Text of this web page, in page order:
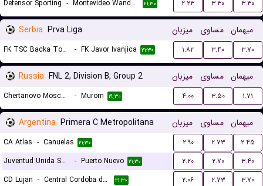
Defensor Sporting - Montevideo Wanderers ۲۱:۳۰ ۲.۲۳ ۳.۳۰ ۳.۳۰
Serbia Prva Liga میزبان مساوی میهمان
FK TSC Backa Topola - FK Javor Ivanjica ۲۱:۳۰ ۱.۸۲ ۳.۴۰ ۳.۷۰
Russia FNL 2, Division B, Group 2 میزبان مساوی میهمان
Chertanovo Moscow - Murom ۱۹:۳۰ ۴.۰۰ ۳.۵۰ ۱.۷۱
Argentina Primera C Metropolitana میزبان مساوی میهمان
CA Atlas - Canuelas ۲۱:۳۰ ۲.۹۰ ۲.۷۳
۲.۴۵
Juventud Unida San Miguel
- Puerto Nuevo ۲۱:۳۰ ۲.۲۰ ۲.۷۰
۳.۴۰
CD Lujan - Central Cordoba de Rosario ۲۱:۳۰ ۲.۰۶ ۲.۷۳
۳.۷۰